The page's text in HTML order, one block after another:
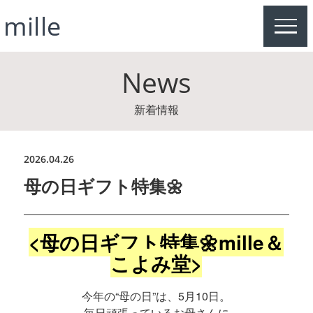
News
新着情報
2026.04.26
母の日ギフト特集🌼
<母の日ギフト特集🌼mille＆
こよみ堂>
今年の“母の日”は、5月10日。